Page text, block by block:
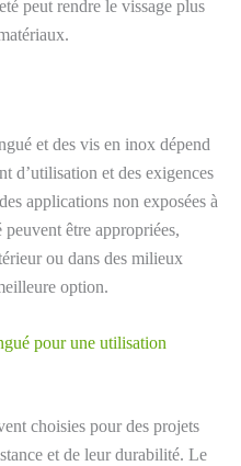
peut rendre le vissage plus
et des vis en inox dépend
d’utilisation et des exigences
applications non exposées à
être appropriées,
ou dans des milieux
option.
pour une utilisation
choisies pour des projets
et de leur durabilité. Le